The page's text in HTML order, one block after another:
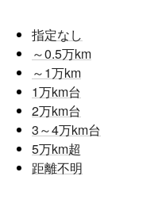
指定なし
～0.5万km
～1万km
1万km台
2万km台
3～4万km台
5万km超
距離不明